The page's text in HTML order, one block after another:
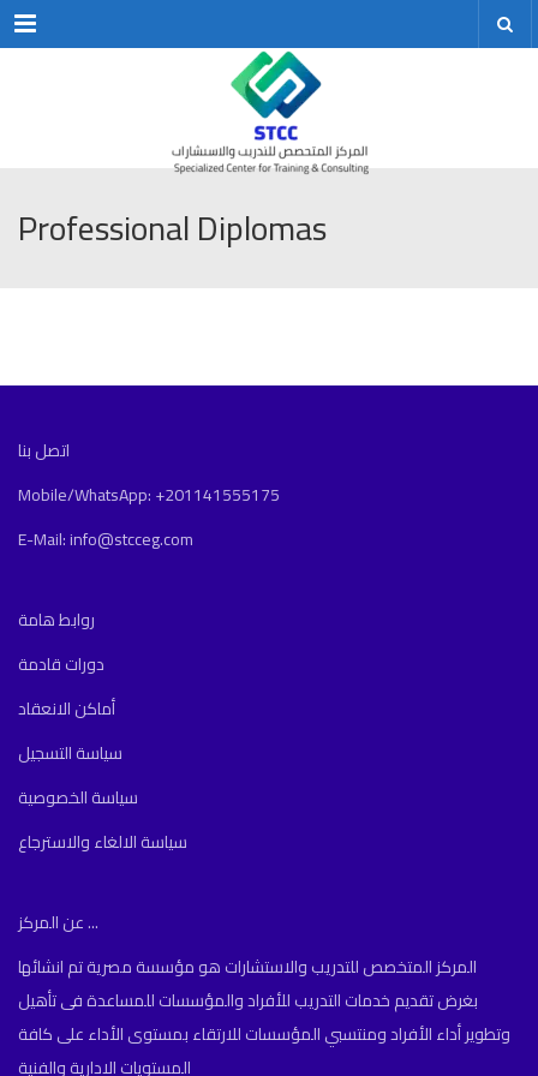
Menu
Professional Diplomas
اتصل بنا
Mobile/WhatsApp: +201141555175
E-Mail: info@stcceg.com
روابط هامة
دورات قادمة
أماكن الانعقاد
سياسة التسجيل
سياسة الخصوصية
سياسة الالغاء والاسترجاع
عن المركز ...
المركز المتخصص للتدريب والاستشارات هو مؤسسة مصرية تم انشائها
بغرض تقديم خدمات التدريب للأفراد والمؤسسات للمساعدة فى تأهيل
وتطوير أداء الأفراد ومنتسبي المؤسسات للارتقاء بمستوى الأداء على كافة
المستويات الادارية والفنية